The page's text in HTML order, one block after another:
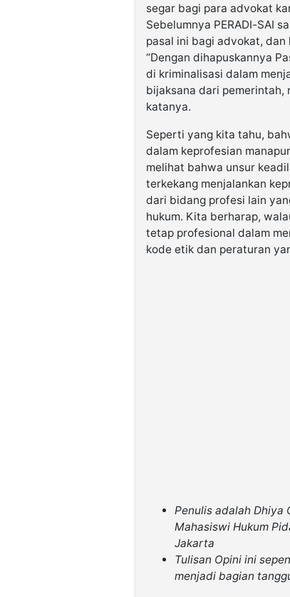
segar bagi para advokat
Sebelumnya PERADI-SAI
pasal ini bagi advokat,
“Dengan dihapuskannya
di kriminalisasi dalam
bijaksana dari pemerintah,
katanya.
Seperti yang kita tahu,
dalam keprofesian
melihat bahwa unsur
terkekang menjalankan
dari bidang profesi lain
hukum. Kita berharap,
tetap profesional dalam
kode etik dan peraturan
Penulis adalah Dhiya
Mahasiswi Hukum
Jakarta
Tulisan Opini ini
menjadi bagian